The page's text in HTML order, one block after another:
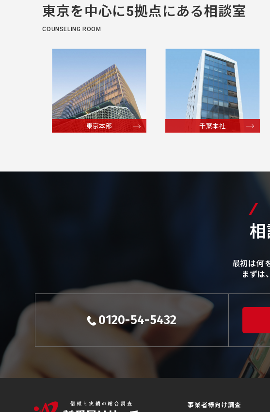
東京を中⼼に5拠点にある相談室
COUNSELING ROOM
東京本部 千葉本社
最初は何
まずは
0120-54-5432
事業者様向け調査